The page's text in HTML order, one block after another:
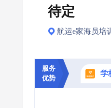
待定
航运e家海员培
服务
优势
学